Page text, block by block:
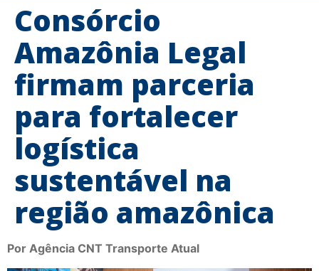
Consórcio
Amazônia Legal
firmam parceria
para fortalecer
logística
sustentável na
região amazônica
Por Agência CNT Transporte Atual